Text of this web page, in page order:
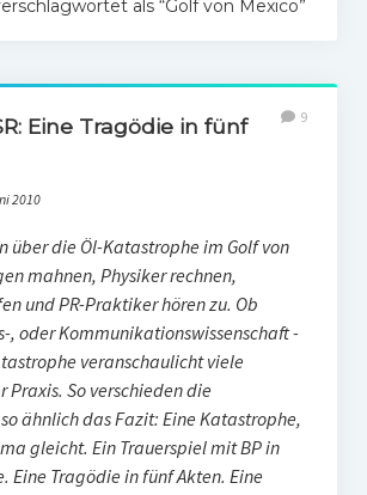
als “Golf von Mexico”
Eine Tragödie in fünf
2010
9
über die Öl-Katastrophe im Golf von
mahnen, Physiker rechnen,
und PR-Praktiker hören zu. Ob
, oder Kommunikationswissenschaft -
veranschaulicht viele
Praxis. So verschieden die
ähnlich das Fazit: Eine Katastrophe,
gleicht. Ein Trauerspiel mit BP in
Eine Tragödie in fünf Akten. Eine